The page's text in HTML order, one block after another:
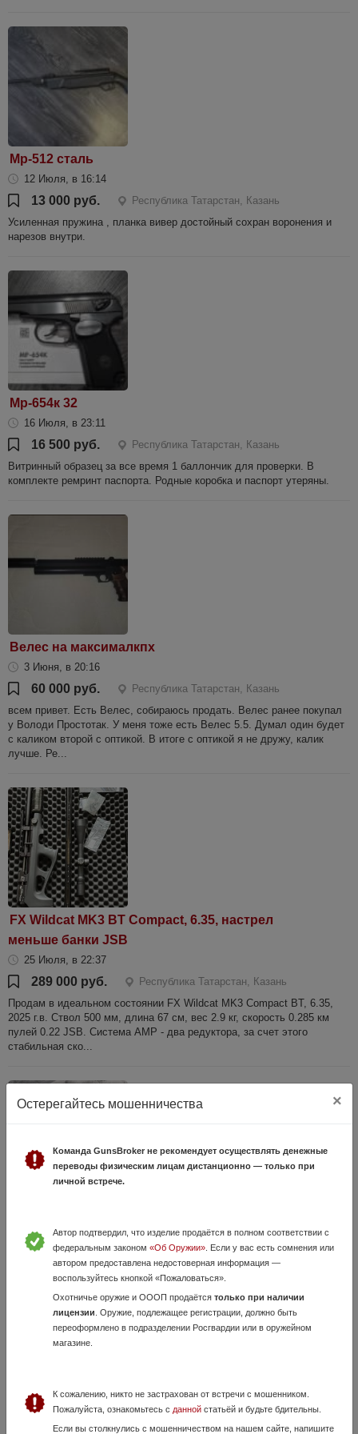
Мр-512 сталь
12 Июля, в 16:14
13 000 руб.
Республика Татарстан, Казань
Усиленная пружина , планка вивер достойный сохран воронения и
нарезов внутри.
Мр-654к 32
16 Июля, в 23:11
16 500 руб.
Республика Татарстан, Казань
Витринный образец за все время 1 баллончик для проверки. В
комплекте ремринт паспорта. Родные коробка и паспорт утеряны.
Велес на максималкпх
3 Июня, в 20:16
60 000 руб.
Республика Татарстан, Казань
всем привет. Есть Велес, собираюсь продать. Велес ранее покупал
у Володи Простотак. У меня тоже есть Велес 5.5. Думал один будет
с каликом второй с оптикой. В итоге с оптикой я не дружу, калик
лучше. Ре...
FX Wildcat MK3 BT Compact, 6.35, настрел
меньше банки JSB
25 Июля, в 22:37
289 000 руб.
Республика Татарстан, Казань
Продам в идеальном состоянии FX Wildcat MK3 Compact BT, 6.35,
2025 г.в. Ствол 500 мм, длина 67 см, вес 2.9 кг, скорость 0.285 км
пулей 0.22 JSB. Система AMP - два редуктора, за счет этого
стабильная ско...
Сегодня, в 08:15
28 000 руб.
Республика Татарстан
Пневматический МР-654 К 2013 год 32 серия
Остерегайтесь мошенничества ×
Команда GunsBroker не рекомендует осуществлять денежные
переводы физическим лицам дистанционно — только при
личной встрече.
Автор подтвердил, что изделие продаётся в полном соответствии с
федеральным законом «Об Оружии». Если у вас есть сомнения или
автором предоставлена недостоверная информация —
воспользуйтесь кнопкой «Пожаловаться».
Охотничье оружие и ОООП продаётся только при наличии
лицензии . Оружие, подлежащее регистрации, должно быть
переоформлено в подразделении Росгвардии или в оружейном
магазине.
К сожалению, никто не застрахован от встречи с мошенником.
Пожалуйста, ознакомьтесь с даннойстатьёй и будьте бдительны.
Если вы столкнулись с мошенничеством на нашем сайте, напишите